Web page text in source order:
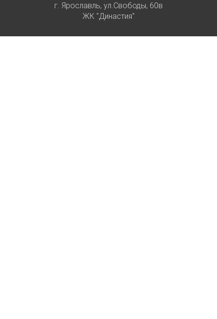
г. Ярославль, ул.Свободы, 60в
ЖК "Династия"